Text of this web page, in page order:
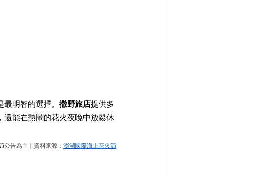
明智的選擇。 撒野旅店提供多
還能在熱鬧的花火夜晚中放鬆休
公告為主｜資料來源： 澎湖國際海上花火節